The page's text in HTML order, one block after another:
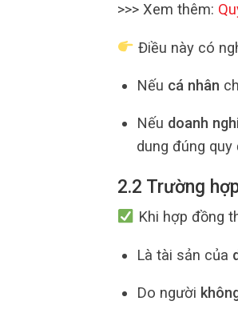
>>> Xem thêm:
Điều này có
Nếu cá nhân
Nếu doanh
dung đúng quy
2.2 Trường
Khi hợp đồng
Là tài sản của
Do người